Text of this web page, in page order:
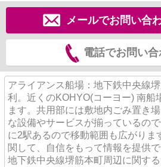
メールでお問い合
電話でお問い
アライアンス船場：地下鉄中央線
利。近くのKOHYO(コーヨー) 南船
ます。共用部には敷地内ごみ置き
な設備やサービスが揃っているの
に2駅あるので移動範囲も広がりま
関して、自信をもって情報を提供
地下鉄中央線堺筋本町周辺に関す